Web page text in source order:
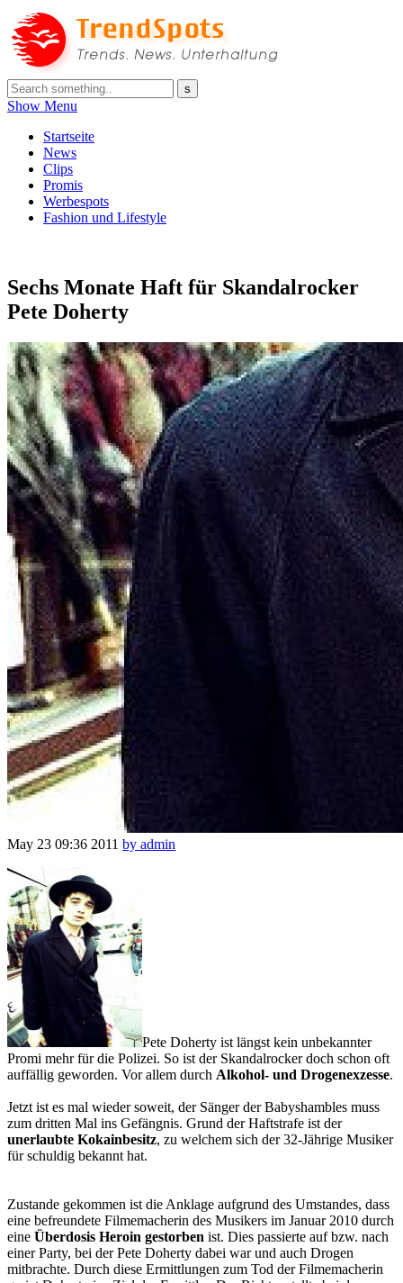
Show Menu
Startseite
News
Clips
Promis
Werbespots
Fashion und Lifestyle
Sechs Monate Haft für Skandalrocker
Pete Doherty
May 23 09:36 2011 by admin
Pete Doherty ist längst kein unbekannter
Promi mehr für die Polizei. So ist der Skandalrocker doch schon oft
auffällig geworden. Vor allem durch Alkohol- und Drogenexzesse.
Jetzt ist es mal wieder soweit, der Sänger der Babyshambles muss
zum dritten Mal ins Gefängnis. Grund der Haftstrafe ist der
unerlaubte Kokainbesitz, zu welchem sich der 32-Jährige Musiker
für schuldig bekannt hat.
Zustande gekommen ist die Anklage aufgrund des Umstandes, dass
eine befreundete Filmemacherin des Musikers im Januar 2010 durch
eine Überdosis Heroin gestorben ist. Dies passierte auf bzw. nach
einer Party, bei der Pete Doherty dabei war und auch Drogen
mitbrachte. Durch diese Ermittlungen zum Tod der Filmemacherin